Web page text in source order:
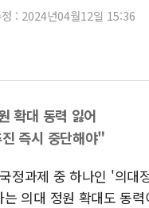
: 2024년04월12일 15:36
확대 동력 잃어
즉시 중단해야"
정과제 중 하나인 '의대
의대 정원 확대도 동